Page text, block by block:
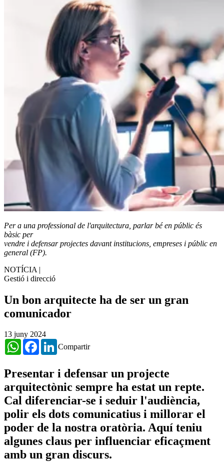
Per a una professional de l'arquitectura, parlar bé en públic és
bàsic per
vendre i defensar projectes davant institucions, empreses i públic en
general (FP).
NOTÍCIA |
Gestió i direcció
Un bon arquitecte ha de ser un gran
comunicador
13 juny 2024
Compartir
WhatsAppFacebookLinkedIn
Presentar i defensar un projecte
arquitectònic sempre ha estat un repte.
Cal diferenciar-se i seduir l'audiència,
polir els dots comunicatius i millorar el
poder de la nostra oratòria. Aquí teniu
algunes claus per influenciar eficaçment
amb un gran discurs.